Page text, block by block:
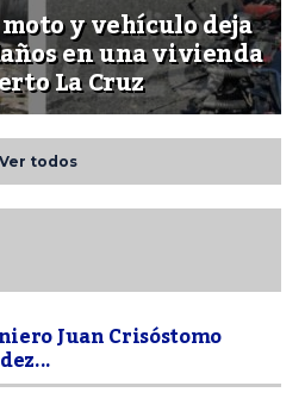
y vehículo deja
en una vivienda
La Cruz
Ver todos
Juan Crisóstomo